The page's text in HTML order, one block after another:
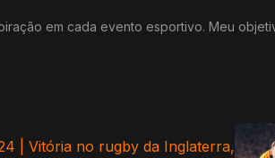
em cada evento esportivo. Meu
| Vitória no rugby da Inglaterra,